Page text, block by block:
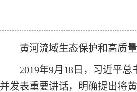
黄河流域生态保护和高质
2019年9月18日，习近平
并发表重要讲话，明确提出将